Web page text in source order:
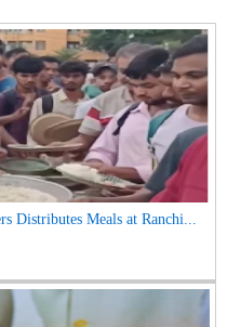
Distributes Meals at Ranchi...